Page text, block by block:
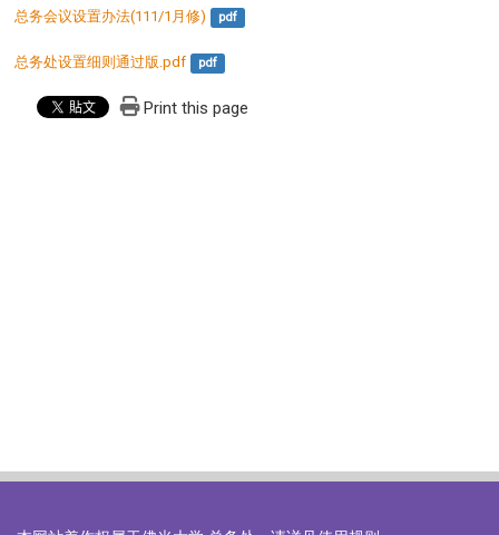
总务会议设置办法(111/1月修) pdf
总务处设置细则通过版.pdf pdf
Print this page